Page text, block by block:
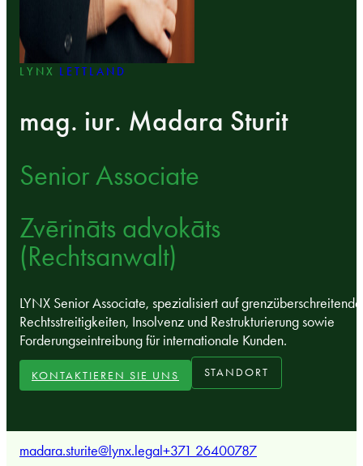
LYNX LETTLAND
mag. iur. Madara Sturit
Senior Associate
Zvērināts advokāts
(Rechtsanwalt)
LYNX Senior Associate, spezialisiert auf grenzüberschreitende
Rechtsstreitigkeiten, Insolvenz und Restrukturierung sowie
Forderungseintreibung für internationale Kunden.
KONTAKTIEREN SIE UNS STANDORT
madara.sturite@lynx.legal+371 26400787